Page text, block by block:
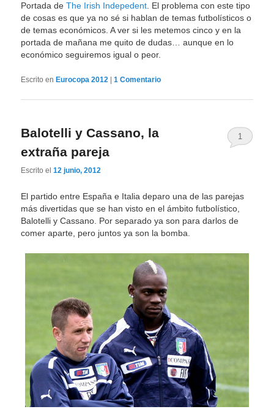
Portada deThe Irish Indepedent . El problema con este tipo
de cosas es que ya no sé si hablan de temas futbolísticos o
de temas económicos. A ver si les metemos cinco y en la
portada de mañana me quito de dudas… aunque en lo
económico seguiremos igual o peor.
Escrito en Eurocopa 2012 |1 Comentario
Balotelli y Cassano, la
extraña pareja
Escrito el12 junio, 2012
1
El partido entre España e Italia deparo una de las parejas
más divertidas que se han visto en el ámbito futbolístico,
Balotelli y Cassano. Por separado ya son para darlos de
comer aparte, pero juntos ya son la bomba.